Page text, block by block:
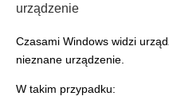
urządzenie
Czasami Windows widzi
nieznane urządzenie.
W takim przypadku: